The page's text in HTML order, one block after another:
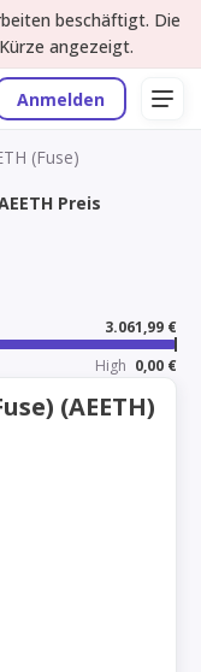
beschäftigt. Die
angezeigt.
Anmelden
(Fuse)
Preis
3.061,99 €
High 0,00 €
(AEETH)